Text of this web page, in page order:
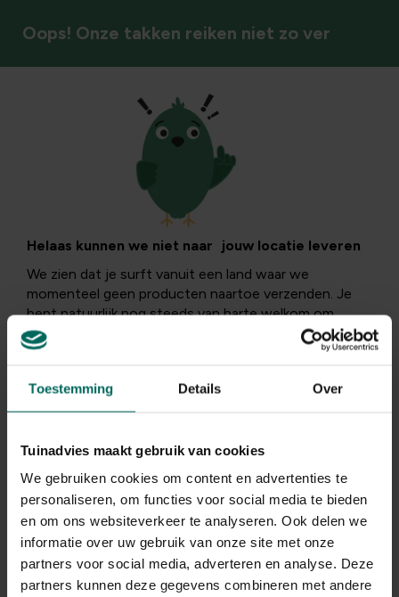
Toestemming Details Over
Tuinadvies maakt gebruik van cookies
We gebruiken cookies om content en advertenties te
personaliseren, om functies voor social media te bieden
en om ons websiteverkeer te analyseren. Ook delen we
informatie over uw gebruik van onze site met onze
partners voor social media, adverteren en analyse. Deze
partners kunnen deze gegevens combineren met andere
Venushaar
Adiantum aleuticum 'Imbricatum'
Plant eigenschappen
Bladkleur
blauw-groen
Oops! Onze takken reiken niet zo ver
Helaas kunnen we niet naar jouw locatie leveren
We zien dat je surft vanuit een land waar we
momenteel geen producten naartoe verzenden. Je
bent natuurlijk nog steeds van harte welkom om
verder te bladeren tussen onze inspiratie, maar
aankopen plaatsen is helaas niet mogelijk.
Surf verder